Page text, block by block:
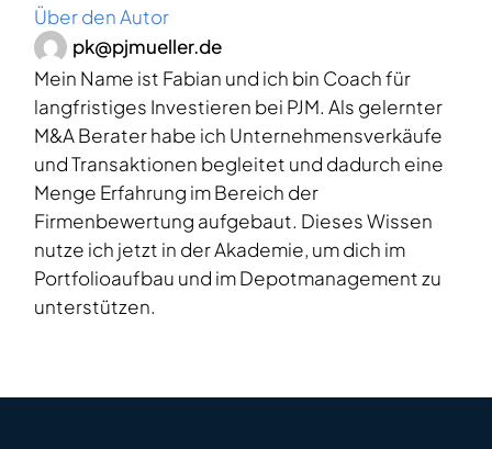
Über den Autor
pk@pjmueller.de
Mein Name ist Fabian und ich bin Coach für
langfristiges Investieren bei PJM. Als gelernter
M&A Berater habe ich Unternehmensverkäufe
und Transaktionen begleitet und dadurch eine
Menge Erfahrung im Bereich der
Firmenbewertung aufgebaut. Dieses Wissen
nutze ich jetzt in der Akademie, um dich im
Portfolioaufbau und im Depotmanagement zu
unterstützen.